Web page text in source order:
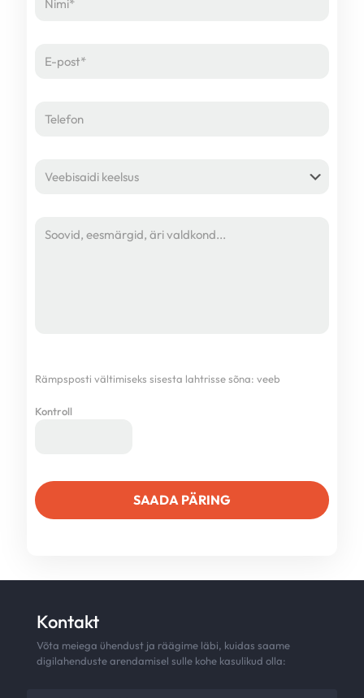
Rämpsposti vältimiseks sisesta lahtrisse sõna: veeb
Kontroll
Kontakt
Võta meiega ühendust ja räägime läbi, kuidas saame
digilahenduste arendamisel sulle kohe kasulikud olla: